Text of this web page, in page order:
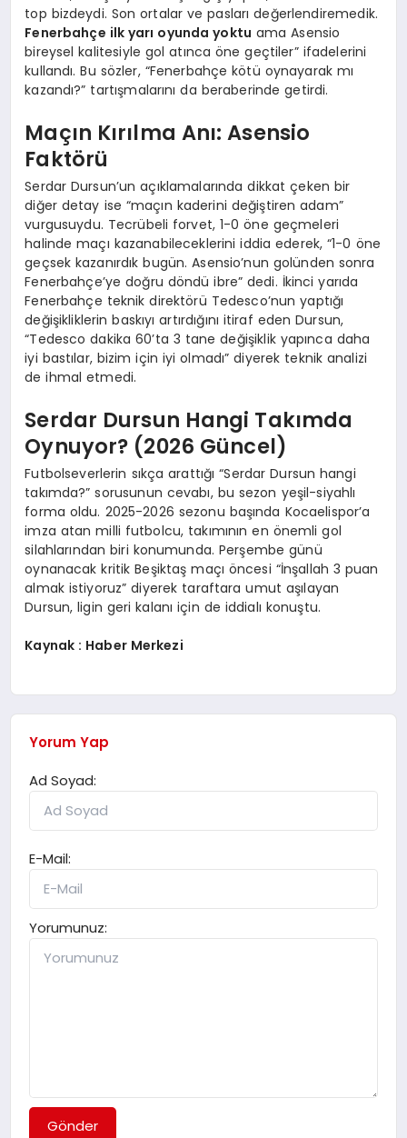
top bizdeydi. Son ortalar ve pasları değerlendiremedik.
Fenerbahçe ilk yarı oyunda yoktu ama Asensio
bireysel kalitesiyle gol atınca öne geçtiler” ifadelerini
kullandı. Bu sözler, “Fenerbahçe kötü oynayarak mı
kazandı?” tartışmalarını da beraberinde getirdi.
Maçın Kırılma Anı: Asensio
Faktörü
Serdar Dursun’un açıklamalarında dikkat çeken bir
diğer detay ise “maçın kaderini değiştiren adam”
vurgusuydu. Tecrübeli forvet, 1-0 öne geçmeleri
halinde maçı kazanabileceklerini iddia ederek, “1-0 öne
geçsek kazanırdık bugün. Asensio’nun golünden sonra
Fenerbahçe’ye doğru döndü ibre” dedi. İkinci yarıda
Fenerbahçe teknik direktörü Tedesco’nun yaptığı
değişikliklerin baskıyı artırdığını itiraf eden Dursun,
“Tedesco dakika 60’ta 3 tane değişiklik yapınca daha
iyi bastılar, bizim için iyi olmadı” diyerek teknik analizi
de ihmal etmedi.
Serdar Dursun Hangi Takımda
Oynuyor? (2026 Güncel)
Futbolseverlerin sıkça arattığı “Serdar Dursun hangi
takımda?” sorusunun cevabı, bu sezon yeşil-siyahlı
forma oldu. 2025-2026 sezonu başında Kocaelispor’a
imza atan milli futbolcu, takımının en önemli gol
silahlarından biri konumunda. Perşembe günü
oynanacak kritik Beşiktaş maçı öncesi “İnşallah 3 puan
almak istiyoruz” diyerek taraftara umut aşılayan
Dursun, ligin geri kalanı için de iddialı konuştu.
Kaynak : Haber Merkezi
Yorum Yap
Ad Soyad:
E-Mail:
Yorumunuz:
Gönder